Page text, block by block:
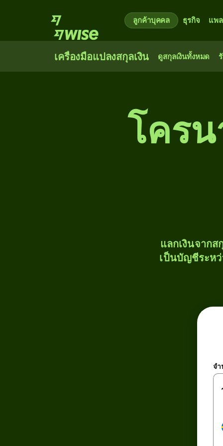
ลูกค้าบุคคล ธุรกิจ แพ
เครื่องมือแปลงสกุลเงิน ดูสกุลเงินทั้งหมด
โครน
แลกเงินจากส
เป็นบัญชีระหว่
จ